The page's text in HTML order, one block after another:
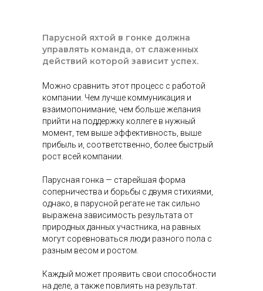
Можно сравнить этот процесс с работой
компании. Чем лучше коммуникация и
взаимопонимание, чем больше желания
прийти на поддержку коллеге в нужный
момент, тем выше эффективность, выше
прибыль и, соответственно, более быстрый
рост всей компании.
Парусная гонка — старейшая форма
соперничества и борьбы с двумя стихиями,
однако, в парусной регате не так сильно
выражена зависимость результата от
природных данных участника, на равных
могут соревноваться люди разного пола с
разным весом и ростом.
Каждый может проявить свои способности
на деле, а также повлиять на результат.
Парусной яхтой в гонке должна
управлять команда, от слаженных
действий которой зависит успех.